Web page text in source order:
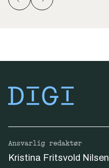
Ansvarlig redaktør
Kristina Fritsvold Nilsen